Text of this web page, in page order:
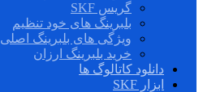
گریس SKF
بلبرینگ های خود تنظیم
ویژگی های بلبرینگ اصلی
خرید بلبرینگ ارزان
دانلود کاتالوگ ها
ابزار SKF